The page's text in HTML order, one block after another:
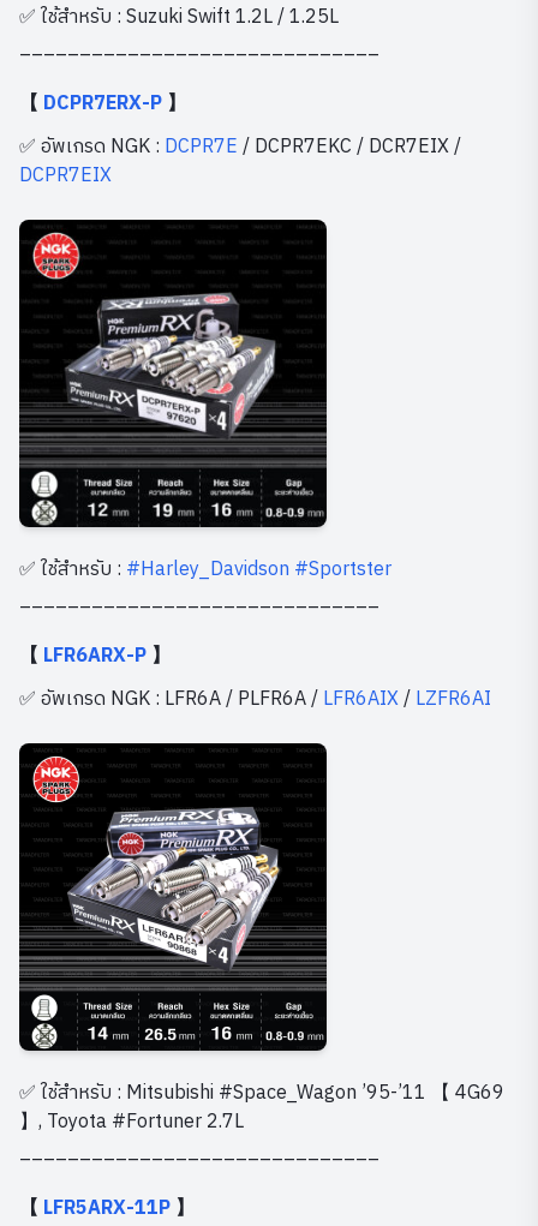
✅ ใช้สำหรับ : Suzuki Swift 1.2L / 1.25L
______________________________
【 DCPR7ERX-P 】
✅ อัพเกรด NGK : DCPR7E/ DCPR7EKC / DCR7EIX /
DCPR7EIX
✅ ใช้สำหรับ : #Harley_Davidson #Sportster
______________________________
【 LFR6ARX-P 】
✅ อัพเกรด NGK : LFR6A / PLFR6A /LFR6AIX/LZFR6AI
✅ ใช้สำหรับ : Mitsubishi #Space_Wagon ’95-’11 【 4G69
】, Toyota #Fortuner 2.7L
______________________________
【 LFR5ARX-11P 】